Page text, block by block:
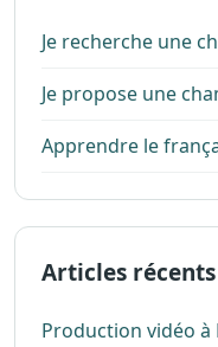
Je recherche une
Je propose une
Apprendre le
Articles récents
Production vidéo